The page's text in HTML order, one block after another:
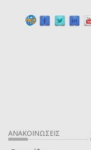
ΑΝΑΚΟΙΝΩΣΕΙΣ